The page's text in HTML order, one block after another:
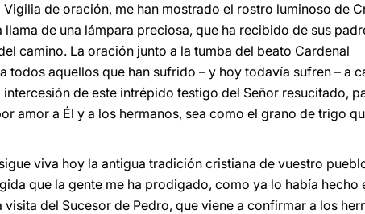
de oración, me han mostrado el rostro luminoso de
de una lámpara preciosa, que ha recibido de sus
camino. La oración junto a la tumba del beato Cardenal
aquellos que han sufrido – y hoy todavía sufren – a
de este intrépido testigo del Señor resucitado,
amor a Él y a los hermanos, sea como el grano de trigo
viva hoy la antigua tradición cristiana de vuestro
que la gente me ha prodigado, como ya lo había hecho
del Sucesor de Pedro, que viene a confirmar a los